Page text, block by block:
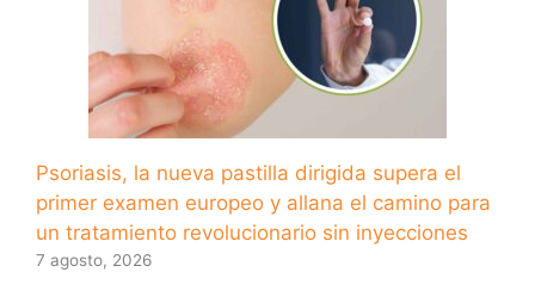
Psoriasis, la nueva pastilla dirigida supera el
primer examen europeo y allana el camino para
un tratamiento revolucionario sin inyecciones
7 agosto, 2026